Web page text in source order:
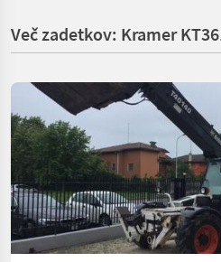
Več zadetkov: Kramer